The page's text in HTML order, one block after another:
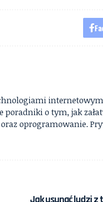
o tym, jak
oraz oprogramowanie.
Jak usunąć ludzi z